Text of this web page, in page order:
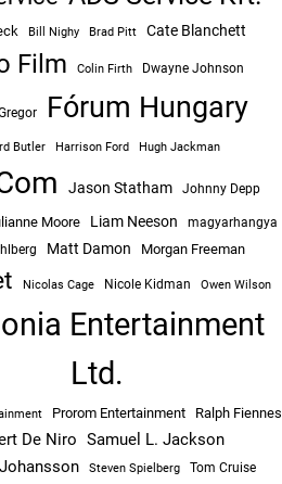
Bill Nighy Brad Pitt Cate Blanchett
Film Colin Firth Dwayne Johnson
Fórum Hungary
Butler Harrison Ford Hugh Jackman
Jason Statham Johnny Depp
Moore Liam Neeson
magyarhangya
Matt Damon Morgan Freeman
Nicolas Cage Nicole Kidman Owen Wilson
Entertainment
Ltd.
Prorom Entertainment Ralph Fiennes
De Niro Samuel L. Jackson
Steven Spielberg Tom Cruise